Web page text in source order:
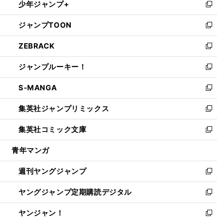
で
開
く
ド
ウ
で
開
く
ィ
ン
ド
ウ
で
開
く
い
ウ
ィ
ン
ド
ウ
で
開
く
少年ジャンプ+
新
し
い
ウ
ィ
ン
ド
ウ
で
開
く
ジャンプTOON
新
し
い
ウ
ィ
ン
ド
ウ
で
開
く
ZEBRACK
新
し
い
ウ
ィ
ン
ド
ウ
で
開
ジャンプルーキー！
新
し
い
ウ
ィ
ン
ド
ウ
開
く
S-MANGA
新
し
い
ウ
ィ
ン
ウ
で
開
く
集英社ジャンプリミックス
新
し
い
ウ
ン
ド
ウ
で
開
く
集英社コミック文庫
新
し
ウ
ィ
ン
ド
ウ
で
青年マンガ
週刊ヤングジャンプ
新
し
い
ウ
ィ
ヤングジャンプ定期購読デジタル
新
し
い
ヤンジャン！
新